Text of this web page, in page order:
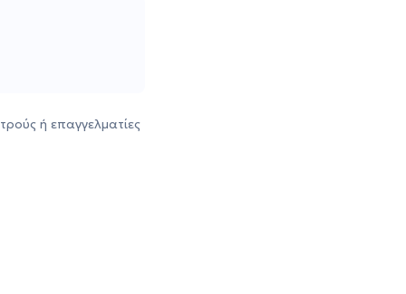
ή επαγγελματίες